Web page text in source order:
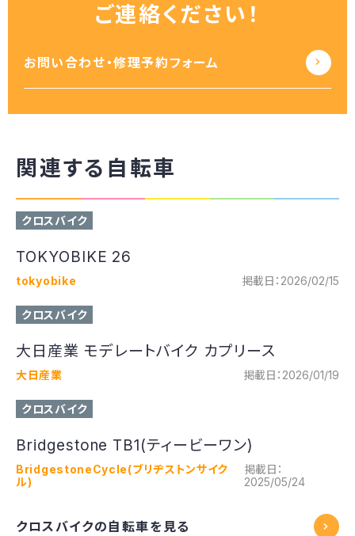
ご連絡ください！
お問い合わせ・修理予約フォーム
関連する自転車
TOKYOBIKE 26
クロスバイク
tokyobike 掲載日：2026/02/15
大日産業 モデレートバイク カプリース
クロスバイク
大日産業 掲載日：2026/01/19
Bridgestone TB1(ティービーワン)
クロスバイク
BridgestoneCycle(ブリヂストンサイク
ル)
掲載日：
2025/05/24
クロスバイクの自転車を見る